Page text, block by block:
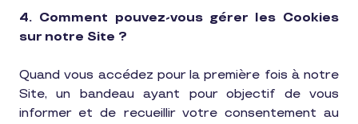
4. Comment pouvez-vous gérer les Cookies
sur notre Site ?
Quand vous accédez pour la première fois à notre
Site, un bandeau ayant pour objectif de vous
informer et de recueillir votre consentement au